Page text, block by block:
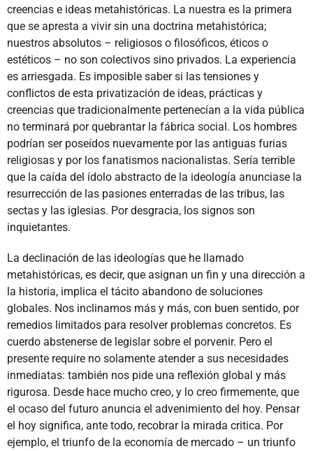
creencias e ideas metahistóricas. La nuestra es la primera
que se apresta a vivir sin una doctrina metahistórica;
nuestros absolutos – religiosos o filosóficos, éticos o
estéticos – no son colectivos sino privados. La experiencia
es arriesgada. Es imposible saber si las tensiones y
conflictos de esta privatización de ideas, prácticas y
creencias que tradicionalmente pertenecían a la vida pública
no terminará por quebrantar la fábrica social. Los hombres
podrían ser poseídos nuevamente por las antiguas furias
religiosas y por los fanatismos nacionalistas. Sería terrible
que la caída del ídolo abstracto de la ideología anunciase la
resurrección de las pasiones enterradas de las tribus, las
sectas y las iglesias. Por desgracia, los signos son
inquietantes.
La declinación de las ideologías que he llamado
metahistóricas, es decir, que asignan un fin y una dirección a
la historia, implica el tácito abandono de soluciones
globales. Nos inclinamos más y más, con buen sentido, por
remedios limitados para resolver problemas concretos. Es
cuerdo abstenerse de legislar sobre el porvenir. Pero el
presente require no solamente atender a sus necesidades
inmediatas: también nos pide una reflexión global y más
rigurosa. Desde hace mucho creo, y lo creo firmemente, que
el ocaso del futuro anuncia el advenimiento del hoy. Pensar
el hoy significa, ante todo, recobrar la mirada critica. Por
ejemplo, el triunfo de la economía de mercado – un triunfo